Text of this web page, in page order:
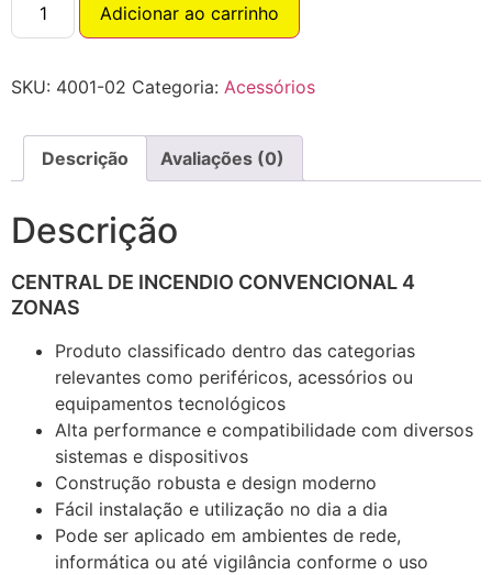
Adicionar ao carrinho
SKU: 4001-02 Categoria: Acessórios
Descrição Avaliações (0)
Descrição
CENTRAL DE INCENDIO CONVENCIONAL 4
ZONAS
Produto classificado dentro das categorias
relevantes como periféricos, acessórios ou
equipamentos tecnológicos
Alta performance e compatibilidade com diversos
sistemas e dispositivos
Construção robusta e design moderno
Fácil instalação e utilização no dia a dia
Pode ser aplicado em ambientes de rede,
informática ou até vigilância conforme o uso